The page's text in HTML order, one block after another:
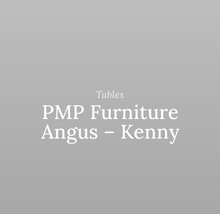
Tables
PMP Furniture
Angus – Kenny